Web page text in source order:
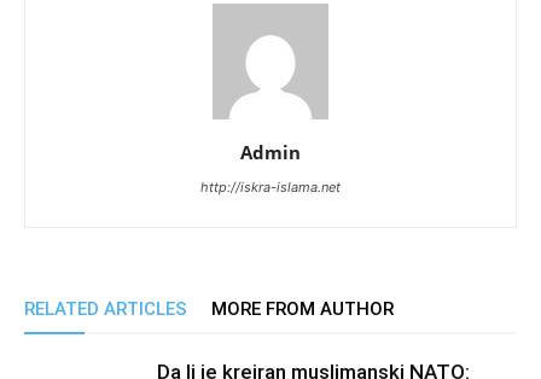
Admin
http://iskra-islama.net
RELATED ARTICLES MORE FROM AUTHOR
Da li je kreiran muslimanski NATO: